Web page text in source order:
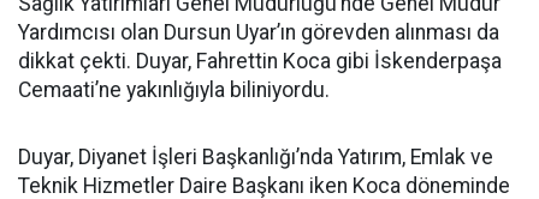
Yardımcısı olan Dursun Uyar’ın görevden alınması da
dikkat çekti. Duyar, Fahrettin Koca gibi İskenderpaşa
Cemaati’ne yakınlığıyla biliniyordu.
Duyar, Diyanet İşleri Başkanlığı’nda Yatırım, Emlak ve
Teknik Hizmetler Daire Başkanı iken Koca döneminde